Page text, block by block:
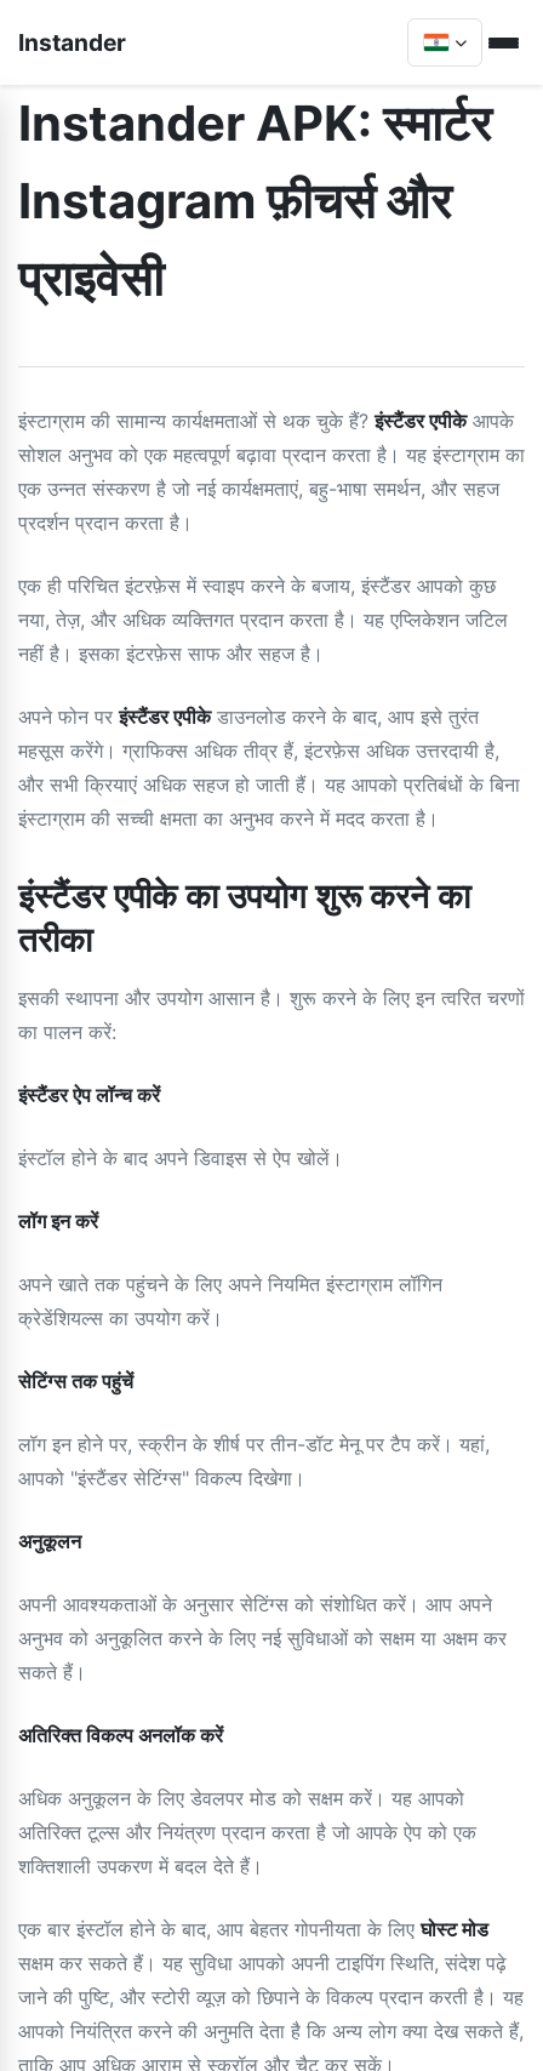
Instander
Instander APK: स्मार्टर
Instagram फ़ीचर्स और
प्राइवेसी
इंस्टाग्राम की सामान्य कार्यक्षमताओं से थक चुके हैं?इंस्टैंडर एपीकेआपके
सोशल अनुभव को एक महत्वपूर्ण बढ़ावा प्रदान करता है। यह इंस्टाग्राम का
एक उन्नत संस्करण है जो नई कार्यक्षमताएं, बहु-भाषा समर्थन, और सहज
प्रदर्शन प्रदान करता है।
एक ही परिचित इंटरफ़ेस में स्वाइप करने के बजाय, इंस्टैंडर आपको कुछ
नया, तेज़, और अधिक व्यक्तिगत प्रदान करता है। यह एप्लिकेशन जटिल
नहीं है। इसका इंटरफ़ेस साफ और सहज है।
अपने फोन परइंस्टैंडर एपीकेडाउनलोड करने के बाद, आप इसे तुरंत
महसूस करेंगे। ग्राफिक्स अधिक तीव्र हैं, इंटरफ़ेस अधिक उत्तरदायी है,
और सभी क्रियाएं अधिक सहज हो जाती हैं। यह आपको प्रतिबंधों के बिना
इंस्टाग्राम की सच्ची क्षमता का अनुभव करने में मदद करता है।
इंस्टैंडर एपीके का उपयोग शुरू करने का
तरीका
इसकी स्थापना और उपयोग आसान है। शुरू करने के लिए इन त्वरित चरणों
का पालन करें:
इंस्टैंडर ऐप लॉन्च करें
इंस्टॉल होने के बाद अपने डिवाइस से ऐप खोलें।
लॉग इन करें
अपने खाते तक पहुंचने के लिए अपने नियमित इंस्टाग्राम लॉगिन
क्रेडेंशियल्स का उपयोग करें।
सेटिंग्स तक पहुंचें
लॉग इन होने पर, स्क्रीन के शीर्ष पर तीन-डॉट मेनू पर टैप करें। यहां,
आपको "इंस्टैंडर सेटिंग्स" विकल्प दिखेगा।
अनुकूलन
अपनी आवश्यकताओं के अनुसार सेटिंग्स को संशोधित करें। आप अपने
अनुभव को अनुकूलित करने के लिए नई सुविधाओं को सक्षम या अक्षम कर
सकते हैं।
अतिरिक्त विकल्प अनलॉक करें
अधिक अनुकूलन के लिए डेवलपर मोड को सक्षम करें। यह आपको
अतिरिक्त टूल्स और नियंत्रण प्रदान करता है जो आपके ऐप को एक
शक्तिशाली उपकरण में बदल देते हैं।
एक बार इंस्टॉल होने के बाद, आप बेहतर गोपनीयता के लिएघोस्ट मोड
सक्षम कर सकते हैं। यह सुविधा आपको अपनी टाइपिंग स्थिति, संदेश पढ़े
जाने की पुष्टि, और स्टोरी व्यूज़ को छिपाने के विकल्प प्रदान करती है। यह
आपको नियंत्रित करने की अनुमति देता है कि अन्य लोग क्या देख सकते हैं,
ताकि आप अधिक आराम से स्क्रॉल और चैट कर सकें।